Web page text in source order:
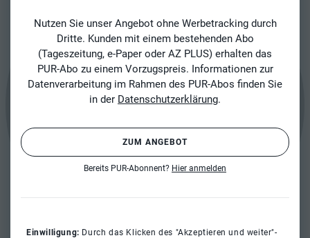
Nutzen Sie unser Angebot ohne Werbetracking durch
Dritte. Kunden mit einem bestehenden Abo
(Tageszeitung, e-Paper oder AZ PLUS) erhalten das
PUR-Abo zu einem Vorzugspreis. Informationen zur
Datenverarbeitung im Rahmen des PUR-Abos finden Sie
in der Datenschutzerklärung.
ZUM ANGEBOT
Bereits PUR-Abonnent? Hier anmelden
Einwilligung: Durch das Klicken des "Akzeptieren und weiter"-